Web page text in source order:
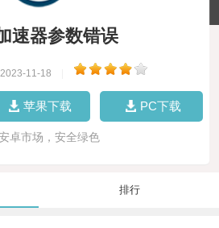
速器参数错误
11-18
苹果下载 PC下载
卓市场，安全绿色
排行